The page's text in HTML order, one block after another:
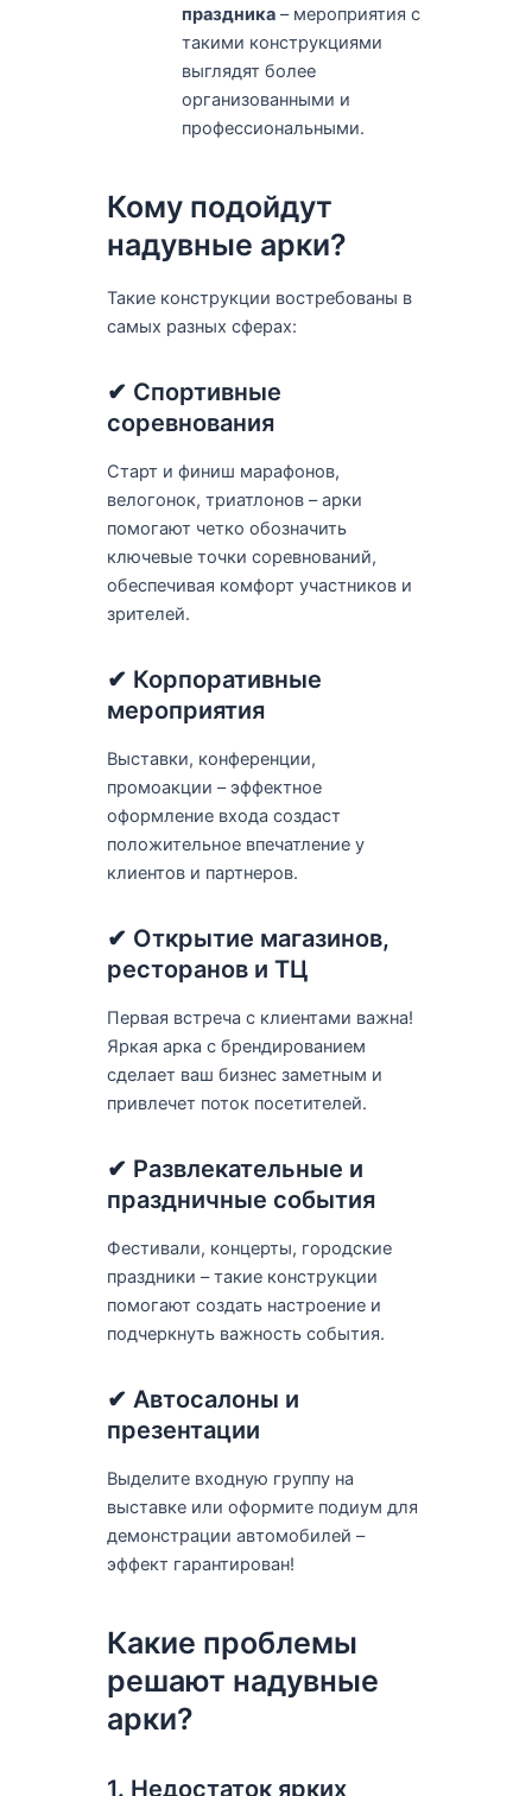
праздника – мероприятия с
такими конструкциями
выглядят более
организованными и
профессиональными.
Кому подойдут
надувные арки?
Такие конструкции востребованы в
самых разных сферах:
✔ Спортивные
соревнования
Старт и финиш марафонов,
велогонок, триатлонов – арки
помогают четко обозначить
ключевые точки соревнований,
обеспечивая комфорт участников и
зрителей.
✔ Корпоративные
мероприятия
Выставки, конференции,
промоакции – эффектное
оформление входа создаст
положительное впечатление у
клиентов и партнеров.
✔ Открытие магазинов,
ресторанов и ТЦ
Первая встреча с клиентами важна!
Яркая арка с брендированием
сделает ваш бизнес заметным и
привлечет поток посетителей.
✔ Развлекательные и
праздничные события
Фестивали, концерты, городские
праздники – такие конструкции
помогают создать настроение и
подчеркнуть важность события.
✔ Автосалоны и
презентации
Выделите входную группу на
выставке или оформите подиум для
демонстрации автомобилей –
эффект гарантирован!
Какие проблемы
решают надувные
арки?
1. Недостаток ярких